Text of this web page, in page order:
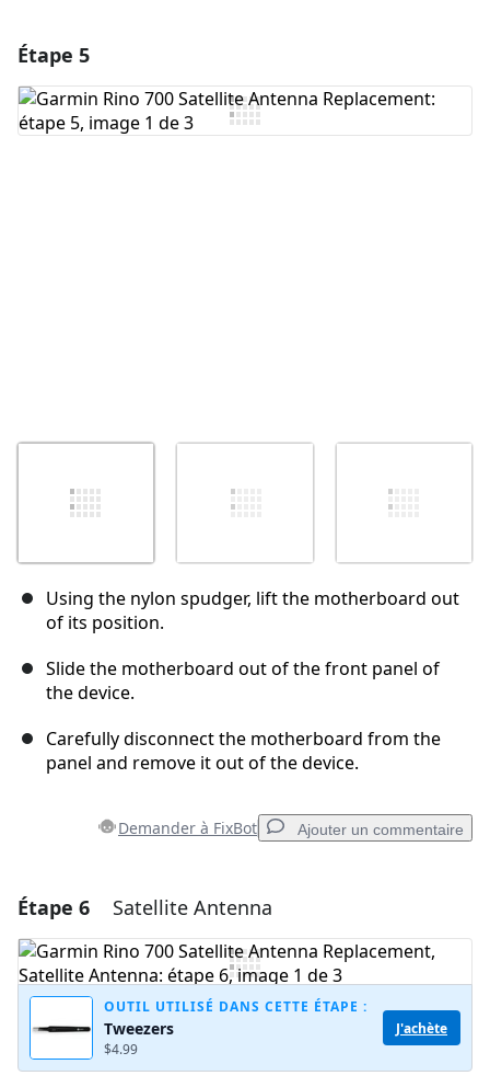
Ajouter un commentaire
Étape 5
Using the nylon spudger, lift the motherboard out
of its position.
Slide the motherboard out of the front panel of
the device.
Carefully disconnect the motherboard from the
panel and remove it out of the device.
Demander à FixBot Ajouter un commentaire
Ajouter un commentaire
Ajouter un commentaire
Étape 6 Satellite Antenna
OUTIL UTILISÉ DANS CETTE ÉTAPE :
Tweezers
$4.99
J'achète